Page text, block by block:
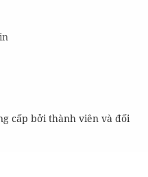
cấp bởi thành viên và đối